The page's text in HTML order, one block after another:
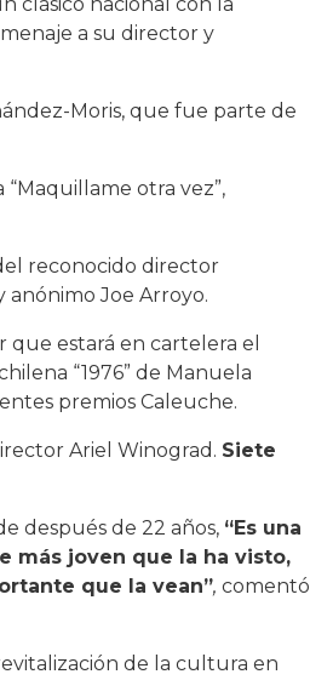
a su director y
Moris, que fue parte de
otra vez”,
reconocido director
anónimo Joe Arroyo.
que estará en cartelera el
“1976” de Manuela
premios Caleuche.
Ariel Winograd. Siete
después de 22 años, “Es una
más joven que la ha visto,
que la vean”, comentó
de la cultura en